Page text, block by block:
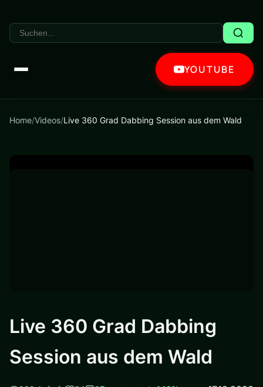
YOUTUBE
Home/Videos/Live 360 Grad Dabbing Session aus dem Wald
Live 360 Grad Dabbing
Session aus dem Wald